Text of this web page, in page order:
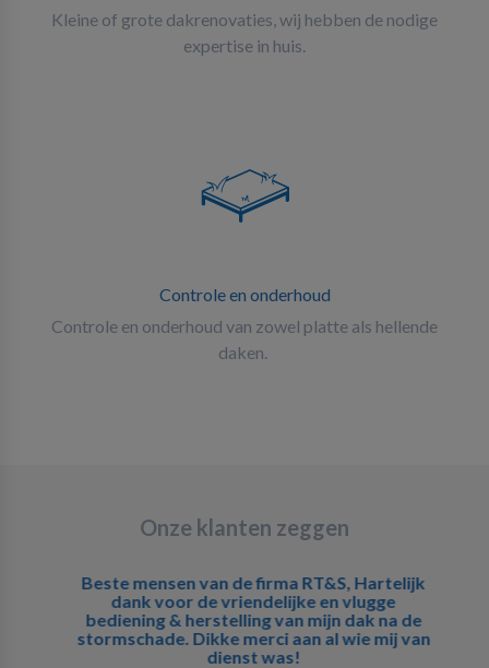
Kleine of grote dakrenovaties, wij hebben de nodige
expertise in huis.
Controle en onderhoud
Controle en onderhoud van zowel platte als hellende
daken.
Onze klanten zeggen
Beste mensen van de firma RT&S, Hartelijk
dank voor de vriendelijke en vlugge
bediening & herstelling van mijn dak na de
stormschade. Dikke merci aan al wie mij van
dienst was!